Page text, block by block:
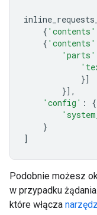
{ 'contents'
{ 'contents'
'parts'
}]
}],
'config' :
{
}
]
Podobnie możesz
w przypadku
które włącza